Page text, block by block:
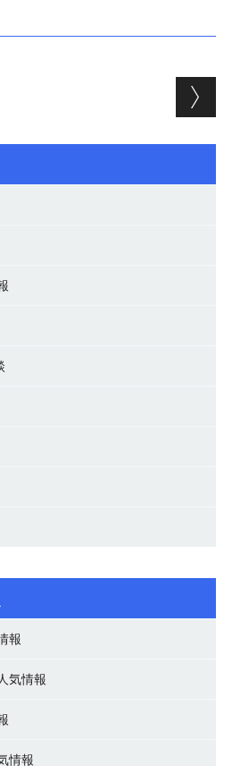
ション
報
気情報
情報